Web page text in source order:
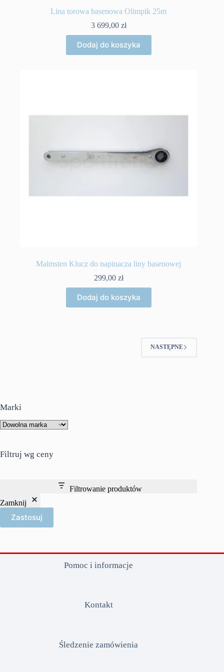
Lina torowa basenowa Olimpik 25m
3 699,00 zł
Dodaj do koszyka
Malmsten Klucz do napinacza liny basenowej
299,00 zł
Dodaj do koszyka
NASTĘPNE
Marki
Filtruj wg ceny
Filtrowanie produktów
Zamknij
Zastosuj
Pomoc i informacje
Kontakt
Śledzenie zamówienia